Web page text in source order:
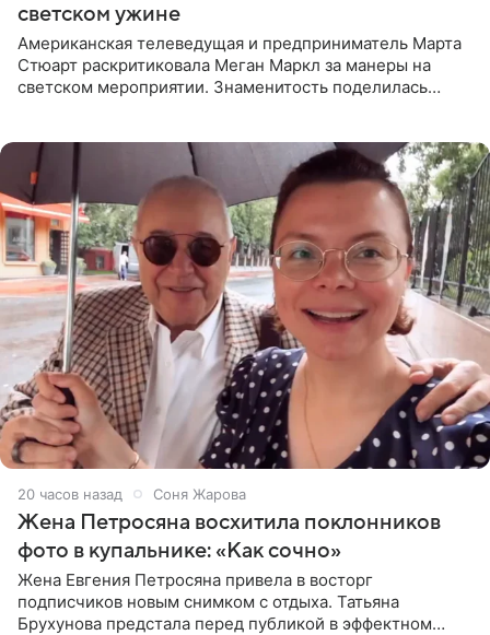
светском ужине
Американская телеведущая и предприниматель Марта
Стюарт раскритиковала Меган Маркл за манеры на
светском мероприятии. Знаменитость поделилась
20 часов назад Соня Жарова
Жена Петросяна восхитила поклонников
фото в купальнике: «Как сочно»
Жена Евгения Петросяна привела в восторг
подписчиков новым снимком с отдыха. Татьяна
Брухунова предстала перед публикой в эффектном